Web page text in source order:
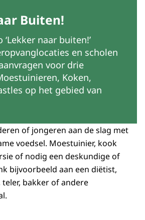
Buiten!
naar buiten!’
en scholen
voor drie
Koken,
op het gebied van
of jongeren aan de slag met
voedsel. Moestuinier, kook
of nodig een deskundige of
bijvoorbeeld aan een diëtist,
teler, bakker of andere